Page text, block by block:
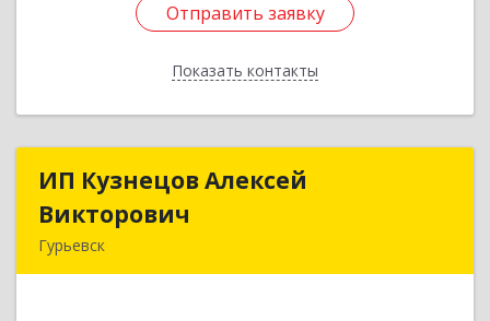
Отправить заявку
Показать контакты
Отправить заявку
Назад
ИП Кузнецов Алексей
Викторович
Гурьевск
ИП Кузнецов Алексей